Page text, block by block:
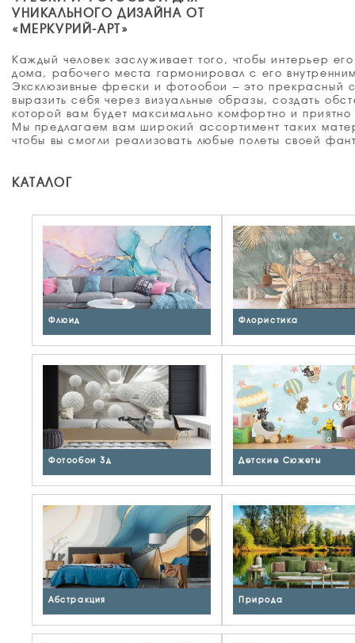
УНИКАЛЬНОГО ДИЗАЙНА ОТ
«МЕРКУРИЙ-АРТ»
Каждый человек заслуживает того, чтобы интерьер
дома, рабочего места гармонировал с его
Эксклюзивные фрески и фотообои – это прекрасный
выразить себя через визуальные образы, создать
которой вам будет максимально комфортно и приятно
Мы предлагаем вам широкий ассортимент таких
чтобы вы смогли реализовать любые полеты своей
КАТАЛОГ
Флюид Флористика
Фотообои 3д Детские Сюжеты
Абстракция Природа